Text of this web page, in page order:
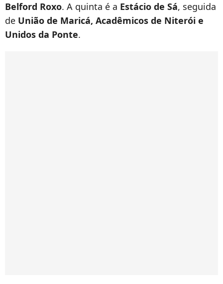
Belford Roxo. A quinta é a Estácio de Sá, seguida
de União de Maricá, Acadêmicos de Niterói e
Unidos da Ponte.